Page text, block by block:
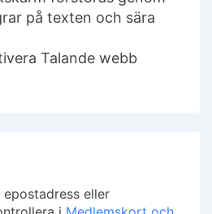
på texten och sära
Talande webb
eller